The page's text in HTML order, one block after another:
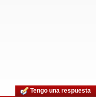
Tengo una respuesta